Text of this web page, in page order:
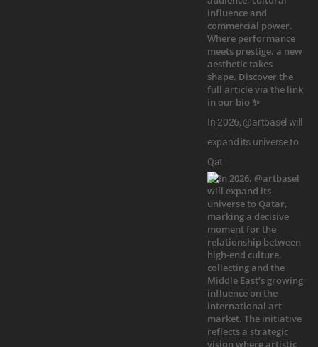
In 2026, @artbasel will
expand its universe to
Qat